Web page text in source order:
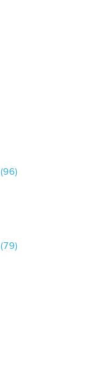
(96)
(79)